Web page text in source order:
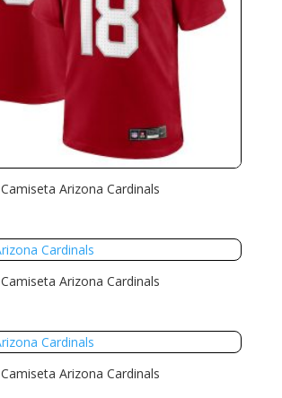
Camiseta Arizona Cardinals
Camiseta Arizona Cardinals
Camiseta Arizona Cardinals